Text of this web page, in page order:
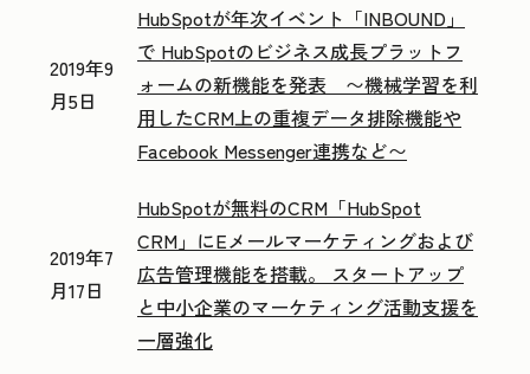
2019年9
月5日
HubSpotが年次イベント「INBOUND」
で HubSpotのビジネス成長プラットフ
ォームの新機能を発表 〜機械学習を利
用したCRM上の重複データ排除機能や
Facebook Messenger連携など〜
2019年7
月17日
HubSpotが無料のCRM「HubSpot
CRM」にEメールマーケティングおよび
広告管理機能を搭載。 スタートアップ
と中小企業のマーケティング活動支援を
一層強化